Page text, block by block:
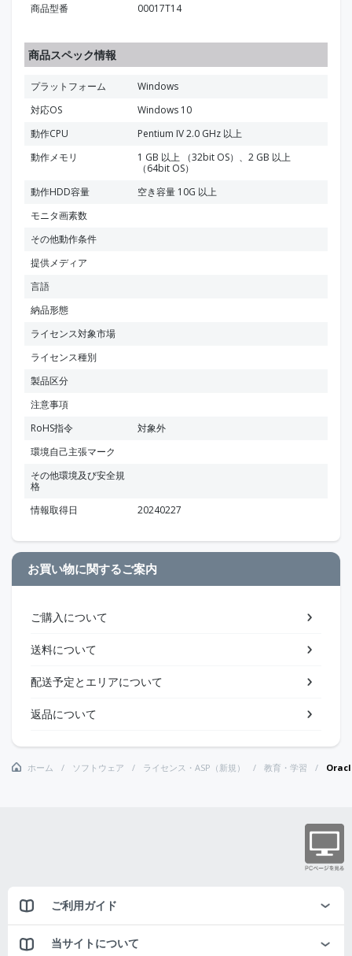
商品型番
00017T14
商品スペック情報
プラットフォーム
Windows
対応OS
Windows 10
動作CPU
Pentium IV 2.0 GHz 以上
動作メモリ
1 GB 以上 （32bit OS）、2 GB 以上
（64bit OS）
動作HDD容量
空き容量 10G 以上
モニタ画素数
その他動作条件
提供メディア
言語
納品形態
ライセンス対象市場
ライセンス種別
製品区分
注意事項
RoHS指令
対象外
環境自己主張マーク
その他環境及び安全規
格
情報取得日
20240227
お買い物に関するご案内
ご購入について
送料について
配送予定とエリアについて
返品について
ホーム ソフトウェア ライセンス・ASP（新規） 教育・学習
ご利用ガイド
当サイトについて